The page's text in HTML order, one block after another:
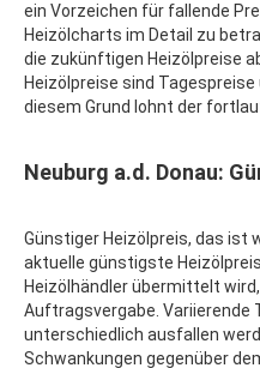
ein Vorzeichen für fallende
Heizölcharts im Detail zu
die zukünftigen Heizölpreise
Heizölpreise sind
diesem Grund lohnt der
Neuburg a.d. Donau:
Günstiger Heizölpreis, das ist
aktuelle günstigste
Heizölhändler übermittelt
Auftragsvergabe. Variierende
unterschiedlich ausfallen
Schwankungen gegenüber